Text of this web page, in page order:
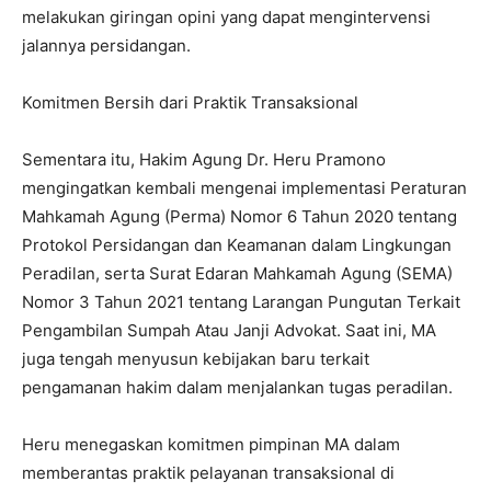
melakukan giringan opini yang dapat mengintervensi
jalannya persidangan.
Komitmen Bersih dari Praktik Transaksional
Sementara itu, Hakim Agung Dr. Heru Pramono
mengingatkan kembali mengenai implementasi Peraturan
Mahkamah Agung (Perma) Nomor 6 Tahun 2020 tentang
Protokol Persidangan dan Keamanan dalam Lingkungan
Peradilan, serta Surat Edaran Mahkamah Agung (SEMA)
Nomor 3 Tahun 2021 tentang Larangan Pungutan Terkait
Pengambilan Sumpah Atau Janji Advokat. Saat ini, MA
juga tengah menyusun kebijakan baru terkait
pengamanan hakim dalam menjalankan tugas peradilan.
Heru menegaskan komitmen pimpinan MA dalam
memberantas praktik pelayanan transaksional di